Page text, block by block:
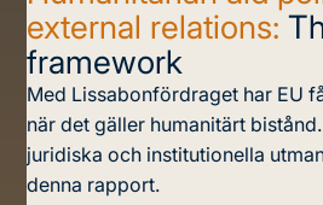
external relations:
framework
Med Lissabon­fördraget har EU
när det gäller humanitärt
juridiska och institutionella
denna rapport.